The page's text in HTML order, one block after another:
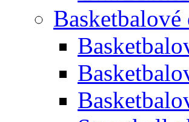
Basketbalové